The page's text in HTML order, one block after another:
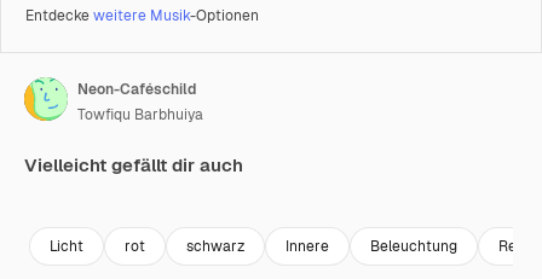
Entdeckeweitere Musik-Optionen
Neon-Caféschild
Towfiqu Barbhuiya
Vielleicht gefällt dir auch
Licht rot schwarz Innere Beleuchtung